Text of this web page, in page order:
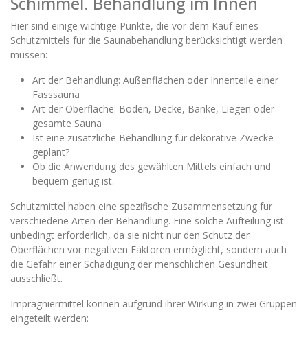
Hier sind einige wichtige Punkte, die vor dem Kauf eines
Schutzmittels für die Saunabehandlung berücksichtigt werden
müssen:
Art der Behandlung: Außenflächen oder Innenteile einer
Fasssauna
Art der Oberfläche: Boden, Decke, Bänke, Liegen oder
gesamte Sauna
Ist eine zusätzliche Behandlung für dekorative Zwecke
geplant?
Ob die Anwendung des gewählten Mittels einfach und
bequem genug ist.
Schutzmittel haben eine spezifische Zusammensetzung für
verschiedene Arten der Behandlung. Eine solche Aufteilung ist
unbedingt erforderlich, da sie nicht nur den Schutz der
Oberflächen vor negativen Faktoren ermöglicht, sondern auch
die Gefahr einer Schädigung der menschlichen Gesundheit
ausschließt.
Imprägniermittel können aufgrund ihrer Wirkung in zwei Gruppen
eingeteilt werden: